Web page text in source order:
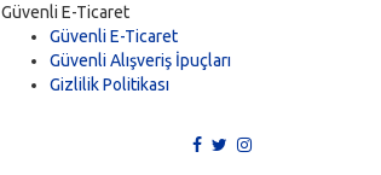
Güvenli E-Ticaret
Güvenli E-Ticaret
Güvenli Alışveriş İpuçları
Gizlilik Politikası